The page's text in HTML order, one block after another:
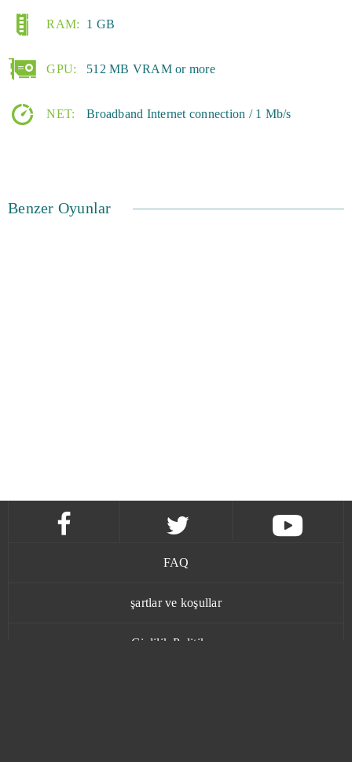
RAM: 1 GB
GPU: 512 MB VRAM or more
NET: Broadband Internet connection / 1 Mb/s
Benzer Oyunlar
FAQ
şartlar ve koşullar
Gizlilik Politikası